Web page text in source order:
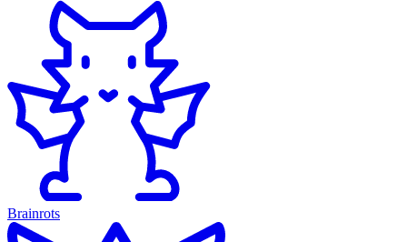
Brainrots